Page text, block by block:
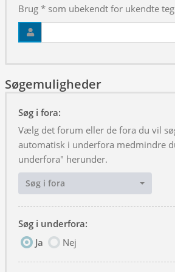
Brug * som ubekendt for ukendte
Søgemuligheder
Søg i fora:
Vælg det forum eller de fora du vil
automatisk i underfora medmindre
underfora" herunder.
Søg i fora
Søg i underfora:
Ja
Nej